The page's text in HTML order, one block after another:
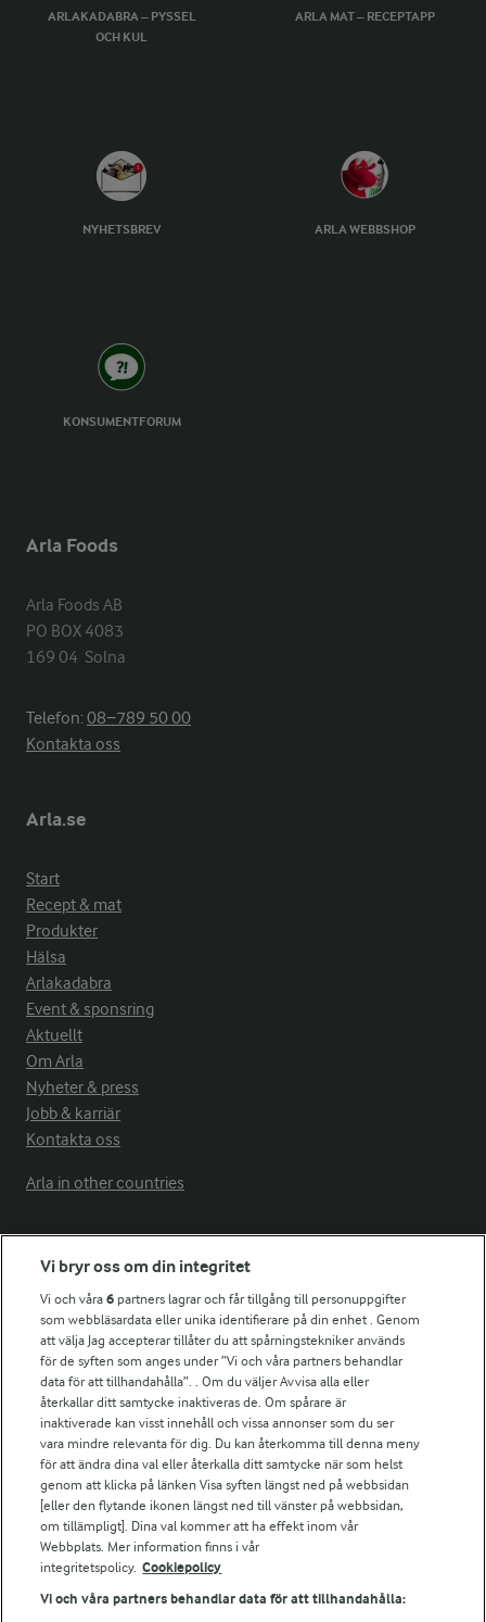
ARLAKADABRA – PYSSEL
OCH KUL
ARLA MAT – RECEPTAPP
NYHETSBREV ARLA WEBBSHOP
KONSUMENTFORUM
Arla Foods
Arla Foods AB
PO BOX 4083
169 04  Solna
Telefon:08−789 50 00
Kontakta oss
Arla.se
Start
Recept & mat
Produkter
Hälsa
Arlakadabra
Event & sponsring
Aktuellt
Om Arla
Nyheter & press
Jobb & karriär
Kontakta oss
Arla in other countries
Fler Arlasajter
För ägare
Arlas kundportal
Arla.com
Falbygdens Ost
Arla webbshop
Bildbank
Följ oss
Vi bryr oss om din integritet
Vi och våra6 partners lagrar och får tillgång till personuppgifter
som webbläsardata eller unika identifierare på din enhet . Genom
att välja Jag accepterar tillåter du att spårningstekniker används
för de syften som anges under ”Vi och våra partners behandlar
data för att tillhandahålla”. . Om du väljer Avvisa alla eller
återkallar ditt samtycke inaktiveras de. Om spårare är
inaktiverade kan visst innehåll och vissa annonser som du ser
vara mindre relevanta för dig. Du kan återkomma till denna meny
för att ändra dina val eller återkalla ditt samtycke när som helst
genom att klicka på länken Visa syften längst ned på webbsidan
[eller den flytande ikonen längst ned till vänster på webbsidan,
om tillämpligt]. Dina val kommer att ha effekt inom vår
Webbplats. Mer information finns i vår
integritetspolicy. Cookiepolicy
Vi och våra partners behandlar data för att tillhandahålla: